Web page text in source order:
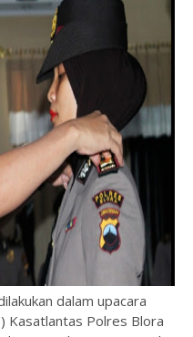
dalam upacara
Kasatlantas Polres Blora